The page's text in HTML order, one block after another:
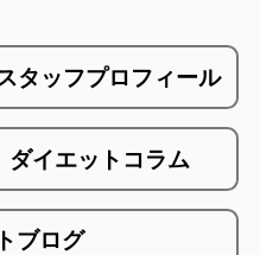
タッフプロフィール
ダイエットコラム
ブログ